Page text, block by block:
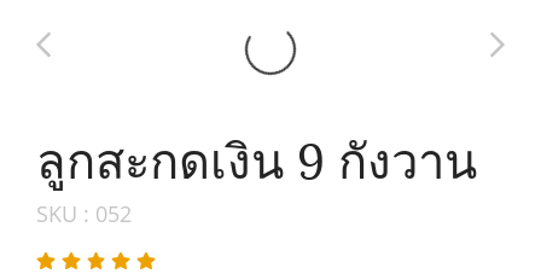
ลูกสะกดเงิน 9 กังวาน
SKU : 052